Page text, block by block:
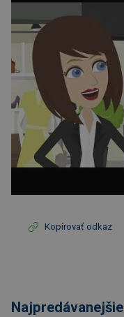
Kopírovať odkaz
Najpredávanejšie